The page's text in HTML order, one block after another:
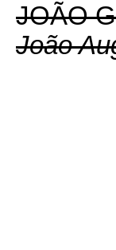
JOÃO
João